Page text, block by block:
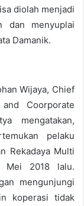
diolah menjadi
dan menyuplai
Damanik.
Wijaya, Chief
Coorporate
mengatakan,
pelaku
Rekadaya Multi
Mei 2018 lalu.
mengunjungi
koperasi tidak